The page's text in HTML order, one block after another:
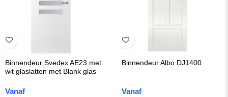
Binnendeur Svedex AE23 met
wit glaslatten met Blank glas
Vanaf
Binnendeur Albo DJ1400
Vanaf